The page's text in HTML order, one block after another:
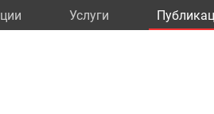
Услуги